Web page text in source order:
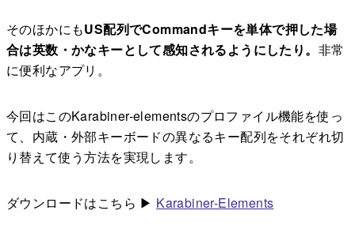
そのほかにもUS配列でCommandキーを単体で押した場
合は英数・かなキーとして感知されるようにしたり。 非常
に便利なアプリ。
今回はこのKarabiner-elementsのプロファイル機能を使っ
て、内蔵・外部キーボードの異なるキー配列をそれぞれ切
り替えて使う方法を実現します。
ダウンロードはこちら ▶︎ Karabiner-Elements